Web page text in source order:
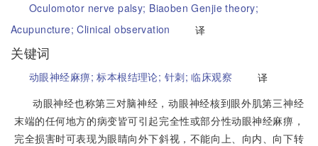
Oculomotor nerve palsy; Biaoben Genjie theory;
Acupuncture;Clinical observation 译
关键词
动眼神经麻痹;标本根结理论; 针刺;临床观察
译
动眼神经也称第三对脑神经，动眼神经核到眼外肌第三神经
末端的任何地方的病变皆可引起完全性或部分性动眼神经麻痹，
完全损害时可表现为眼睛向外下斜视，不能向上、向内、向下转